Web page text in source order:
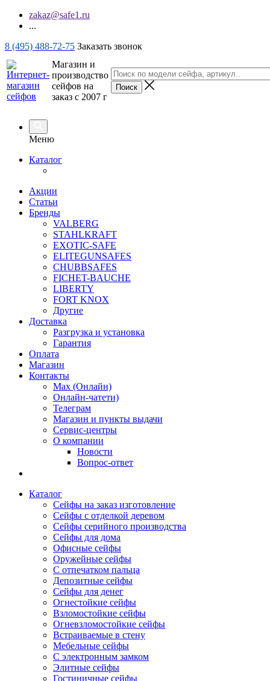
zakaz@safe1.ru
...
8 (495) 488-72-75 Заказать звонок
Магазин и
производство
сейфов на
заказ с 2007 г
Меню
Каталог
Акции
Статьи
Бренды
VALBERG
STAHLKRAFT
EXOTIC-SAFE
ELITEGUNSAFES
CHUBBSAFES
FICHET-BAUCHE
LIBERTY
FORT KNOX
Другие
Доставка
Разгрузка и установка
Гарантия
Оплата
Магазин
Контакты
Max (Онлайн)
Онлайн-чатети)
Телеграм
Магазин и пункты выдачи
Сервис-центры
О компании
Новости
Вопрос-ответ
Каталог
Сейфы на заказ изготовление
Сейфы с отделкой деревом
Сейфы серийного производства
Сейфы для дома
Офисные сейфы
Оружейные сейфы
С отпечатком пальца
Депозитные сейфы
Сейфы для денег
Огнестойкие сейфы
Взломостойкие сейфы
Огневзломостойкие сейфы
Встраиваемые в стену
Мебельные сейфы
С электронным замком
Элитные сейфы
Гостиничные сейфы